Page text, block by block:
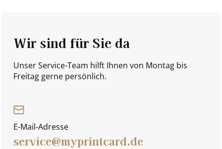
Wir sind für Sie da
Unser Service-Team hilft Ihnen von Montag bis
Freitag gerne persönlich.
E-Mail-Adresse
service@myprintcard.de